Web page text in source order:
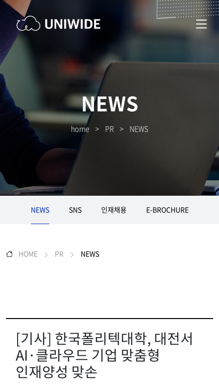
NEWS
home > PR > NEWS
NEWS SNS 인재채용 E-BROCHURE
HOME PR NEWS
[기사] 한국폴리텍대학, 대전서
AI·클라우드 기업 맞춤형
인재양성 맞손